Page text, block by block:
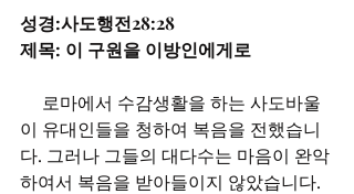
성경:사도행전28:28
제목: 이 구원을 이방인에게로
이 유대인들을 청하여 복음을 전했습니
다. 그러나 그들의 대다수는 마음이 완악
하여서 복음을 받아들이지 않았습니다.